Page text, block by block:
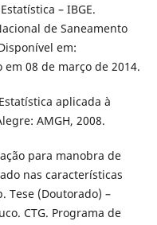
– IBGE.
de Saneamento
em:
em 08 de março de 2014.
aplicada à
AMGH, 2008.
para manobra de
nas características
Tese (Doutorado) –
CTG. Programa de